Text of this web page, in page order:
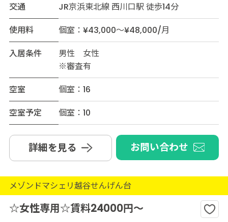
交通
JR京浜東北線 西川口駅 徒歩14分
使用料
個室：¥43,000～¥48,000/月
入居条件
男性 女性
※審査有
空室
個室：16
空室予定
個室：10
詳細を見る お問い合わせ
メゾンドマシェリ越谷せんげん台
☆女性専用☆賃料24000円～